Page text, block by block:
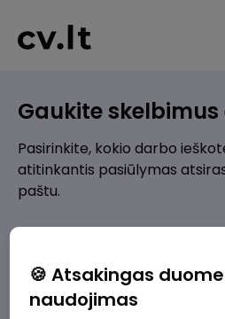
Gaukite
Pasirinkite, kokio darbo
atitinkantis pasiūlymas
paštu.
Pridėti naują
🍪 Atsakingas
naudojimas